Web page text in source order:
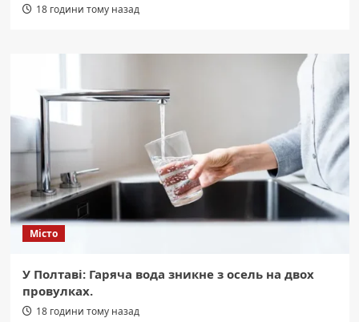
18 години тому назад
Місто
У Полтаві: Гаряча вода зникне з осель на двох
провулках.
18 години тому назад